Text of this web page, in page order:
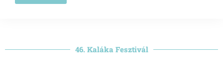
46. Kaláka Fesztivál